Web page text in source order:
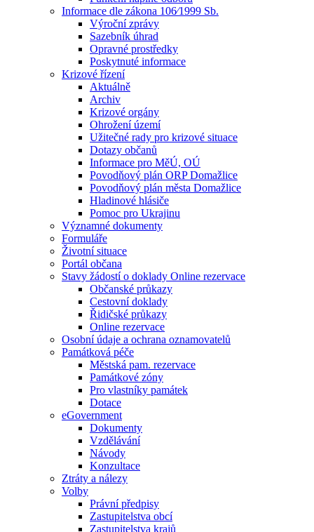
Informace dle zákona 106⁄1999 Sb.
Výroční zprávy
Sazebník úhrad
Opravné prostředky
Poskytnuté informace
Krizové řízení
Aktuálně
Archiv
Krizové orgány
Ohrožení území
Užitečné rady pro krizové situace
Dotazy občanů
Informace pro MěÚ, OÚ
Povodňový plán ORP Domažlice
Povodňový plán města Domažlice
Hladinové hlásiče
Pomoc pro Ukrajinu
Významné dokumenty
Formuláře
Životní situace
Portál občana
Stavy žádostí o doklady Online rezervace
Občanské průkazy
Cestovní doklady
Řidičské průkazy
Online rezervace
Osobní údaje a ochrana oznamovatelů
Památková péče
Městská pam. rezervace
Památkové zóny
Pro vlastníky památek
Dotace
eGovernment
Dokumenty
Vzdělávání
Návody
Konzultace
Ztráty a nálezy
Volby
Právní předpisy
Zastupitelstva obcí
Zastupitelstva krajů